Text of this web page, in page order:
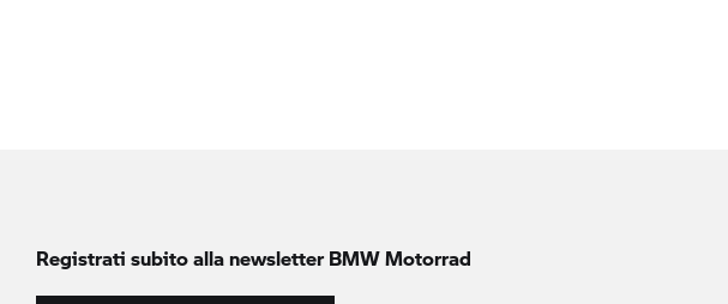
Registrati subito alla newsletterBMW Motorrad